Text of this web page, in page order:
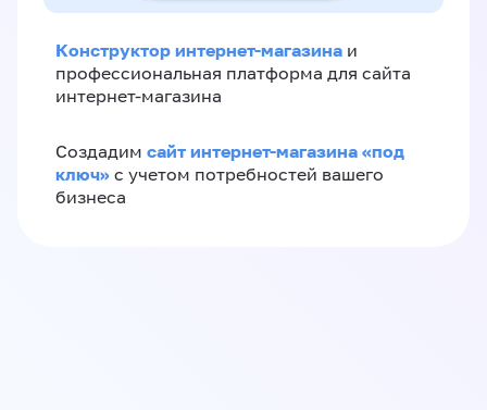
Конструктор интернет-магазина и
профессиональная платформа для сайта
интернет-магазина
Создадим сайт интернет-магазина «под
ключ» с учетом потребностей вашего
бизнеса